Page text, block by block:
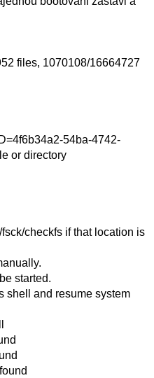
files, 1070108/16664727
54ba-4742-
or directory
checkfs if that location is
started.
shell and resume system